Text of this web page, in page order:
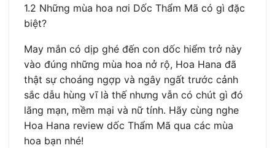
1.2 Những mùa hoa nơi Dốc Thẩm Mã có gì đặc
biệt?
May mắn có dịp ghé đến con dốc hiểm trở này
vào đúng những mùa hoa nở rộ, Hoa Hana đã
thật sự choáng ngợp và ngây ngất trước cảnh
sắc dẫu hùng vĩ là thế nhưng vẫn có chút gì đó
lãng mạn, mềm mại và nữ tính. Hãy cùng nghe
Hoa Hana review dốc Thẩm Mã qua các mùa
hoa bạn nhé!